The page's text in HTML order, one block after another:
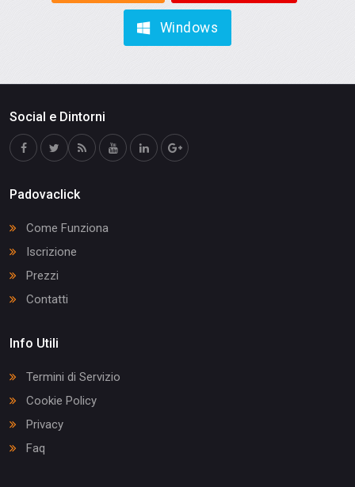
Windows
Social e Dintorni
Padovaclick
Come Funziona
Iscrizione
Prezzi
Contatti
Info Utili
Termini di Servizio
Cookie Policy
Privacy
Faq